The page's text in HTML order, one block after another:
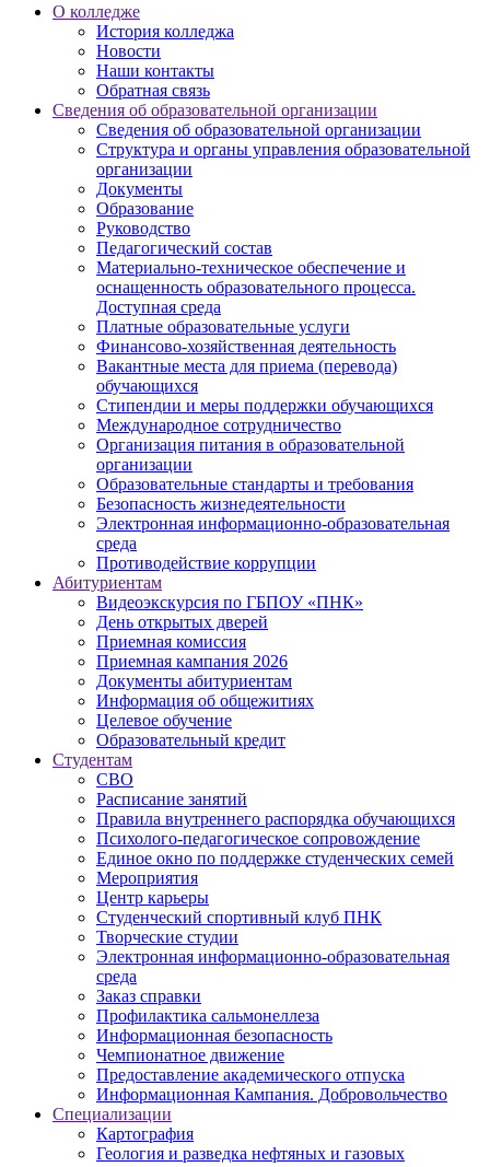
О колледже
История колледжа
Новости
Наши контакты
Обратная связь
Сведения об образовательной организации
Сведения об образовательной организации
Структура и органы управления образовательной
организации
Документы
Образование
Руководство
Педагогический состав
Материально-техническое обеспечение и
оснащенность образовательного процесса.
Доступная среда
Платные образовательные услуги
Финансово-хозяйственная деятельность
Вакантные места для приема (перевода)
обучающихся
Стипендии и меры поддержки обучающихся
Международное сотрудничество
Организация питания в образовательной
организации
Образовательные стандарты и требования
Безопасность жизнедеятельности
Электронная информационно-образовательная
среда
Противодействие коррупции
Абитуриентам
Видеоэкскурсия по ГБПОУ «ПНК»
День открытых дверей
Приемная комиссия
Приемная кампания 2026
Дoкументы абитуриентам
Информация об общежитиях
Целевое обучение
Образовательный кредит
Студентам
СВО
Расписание занятий
Правила внутреннего распорядка обучающихся
Психолого-педагогическое сопровождение
Единое окно по поддержке студенческих семей
Мероприятия
Центр карьеры
Студенческий спортивный клуб ПНК
Творческие студии
Электронная информационно-образовательная
среда
Заказ справки
Профилактика сальмонеллеза
Информационная безопасность
Чемпионатное движение
Предоставление академического отпуска
Информационная Кампания. Добровольчество
Специализации
Картография
Геология и разведка нефтяных и газовых